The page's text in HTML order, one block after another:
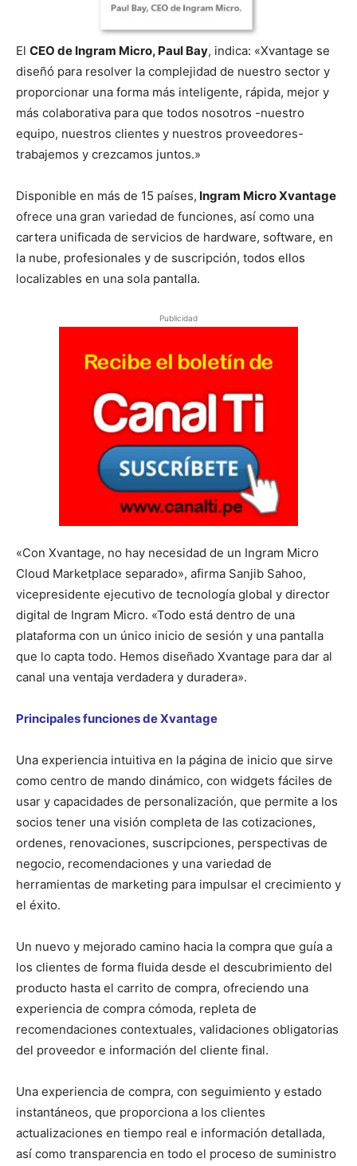
El CEO de Ingram Micro, Paul Bay, indica: «Xvantage se
diseñó para resolver la complejidad de nuestro sector y
proporcionar una forma más inteligente, rápida, mejor y
más colaborativa para que todos nosotros -nuestro
equipo, nuestros clientes y nuestros proveedores-
trabajemos y crezcamos juntos.»
Disponible en más de 15 países, Ingram Micro Xvantage
ofrece una gran variedad de funciones, así como una
cartera unificada de servicios de hardware, software, en
la nube, profesionales y de suscripción, todos ellos
localizables en una sola pantalla.
Publicidad
«Con Xvantage, no hay necesidad de un Ingram Micro
Cloud Marketplace separado», afirma Sanjib Sahoo,
vicepresidente ejecutivo de tecnología global y director
digital de Ingram Micro. «Todo está dentro de una
plataforma con un único inicio de sesión y una pantalla
que lo capta todo. Hemos diseñado Xvantage para dar al
canal una ventaja verdadera y duradera».
Principales funciones de Xvantage
Una experiencia intuitiva en la página de inicio que sirve
como centro de mando dinámico, con widgets fáciles de
usar y capacidades de personalización, que permite a los
socios tener una visión completa de las cotizaciones,
ordenes, renovaciones, suscripciones, perspectivas de
negocio, recomendaciones y una variedad de
herramientas de marketing para impulsar el crecimiento y
el éxito.
Un nuevo y mejorado camino hacia la compra que guía a
los clientes de forma fluida desde el descubrimiento del
producto hasta el carrito de compra, ofreciendo una
experiencia de compra cómoda, repleta de
recomendaciones contextuales, validaciones obligatorias
del proveedor e información del cliente final.
Una experiencia de compra, con seguimiento y estado
instantáneos, que proporciona a los clientes
actualizaciones en tiempo real e información detallada,
así como transparencia en todo el proceso de suministro